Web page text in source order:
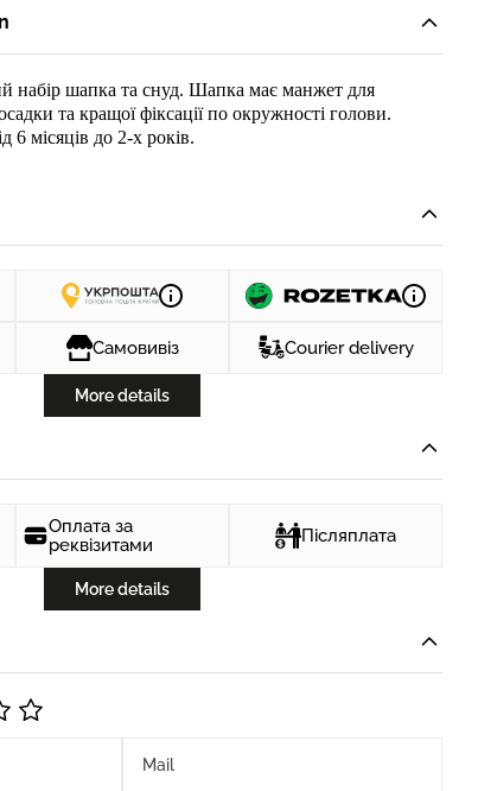
набір шапка та снуд. Шапка має манжет для
та кращої фіксації по окружності голови.
6 місяців до 2-х років.
Самовивіз Courier delivery
More details
Оплата за
реквізитами
Післяплата
More details